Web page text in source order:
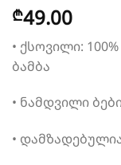
₾49.00
• ქსოვილი:
ბამბა
• ნამდვილი
•